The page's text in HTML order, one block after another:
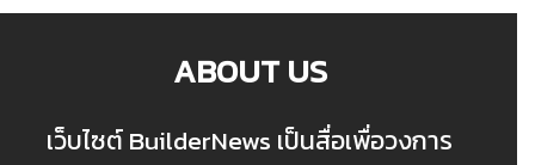
ABOUT US
เว็บไซต์ BuilderNews เป็นสื่อเพื่อวงการ